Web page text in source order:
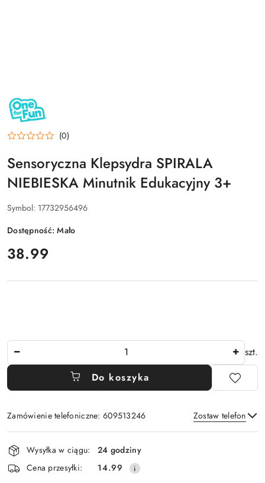
NAZWA
PRODUCENTA:
ONE
FOR
FUN (0)
Sensoryczna Klepsydra SPIRALA
NIEBIESKA Minutnik Edukacyjny 3+
Symbol: 17732956496
Dostępność:Mało
cena:
38.99
szt.
Do koszyka
Zamówienie telefoniczne: 609513246 Zostaw telefon
Wyślij
Dostępność
i
dostawa
Wysyłka w ciągu:
24 godziny
Cena przesyłki:
14.99